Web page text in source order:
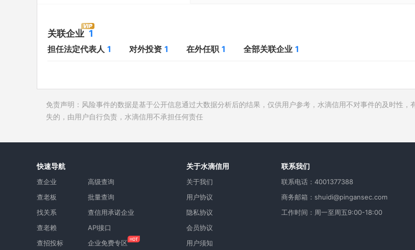
对外投资 1
在外任职 1
所属集团
法院公告
失信被执行人
司法协助
关联企业 1
担任法定代表人 1 对外投资 1 在外任职 1 全部关联企业 1
免责声明：风险事件的数据是基于公开信息通过大数据分析后的结果，仅供用户参考，水滴信用不对事件的及时性
失的，由用户自行负责，水滴信用不承担任何责任
快速导航
查企业
查老板
找关系
查老赖
查招投标
高级查询
批量查询
查信用承诺企业
API接口
企业免费专区
关于水滴信用
关于我们
用户协议
隐私协议
会员协议
用户须知
联系我们
联系电话：4001377388
商务邮箱：shuidi@pingansec.com
工作时间：周一至周五9:00-18:00